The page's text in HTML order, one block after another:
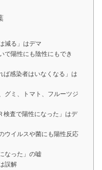
減る」はデマ
で陽性にも陰性にもでき
ば感染者はいなくなる」は
グミ、トマト、フルーツジ
検査で陽性になった」はデ
ウイルスや菌にも陽性反応
なった」の嘘
誤解